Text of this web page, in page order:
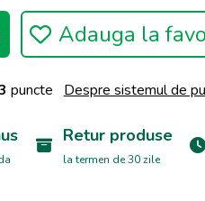
Adauga la
puncte Despre sistemul de
Retur produse
la termen de 30 zile